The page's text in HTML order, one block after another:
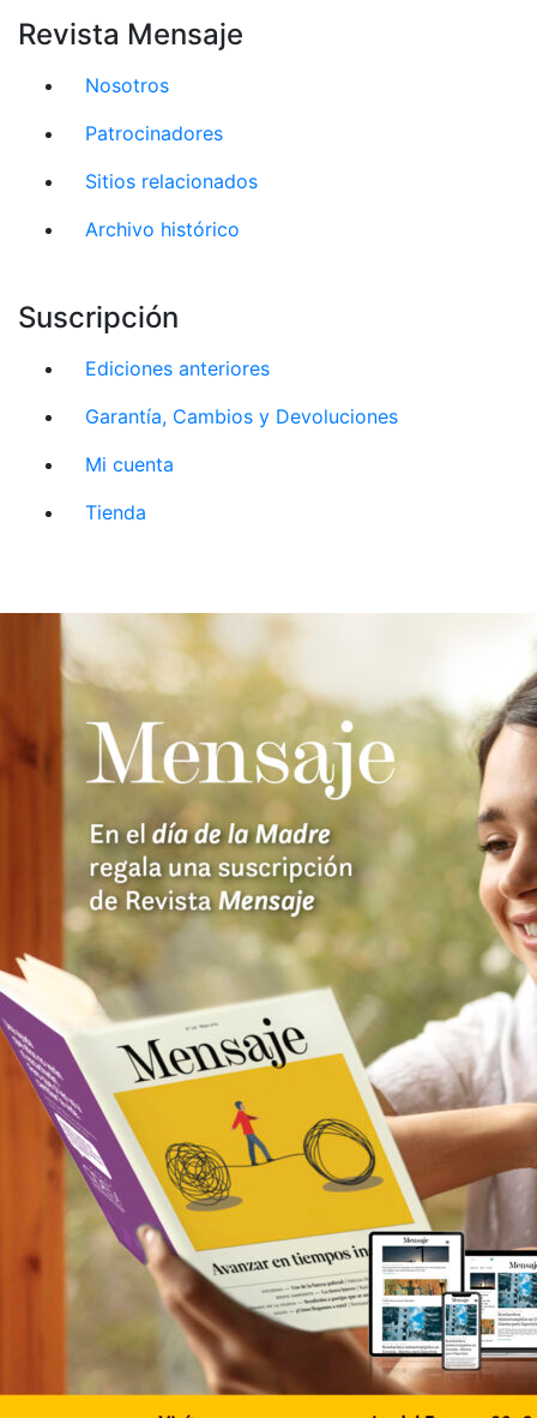
Revista Mensaje
Nosotros
Patrocinadores
Sitios relacionados
Archivo histórico
Suscripción
Ediciones anteriores
Garantía, Cambios y Devoluciones
Mi cuenta
Tienda